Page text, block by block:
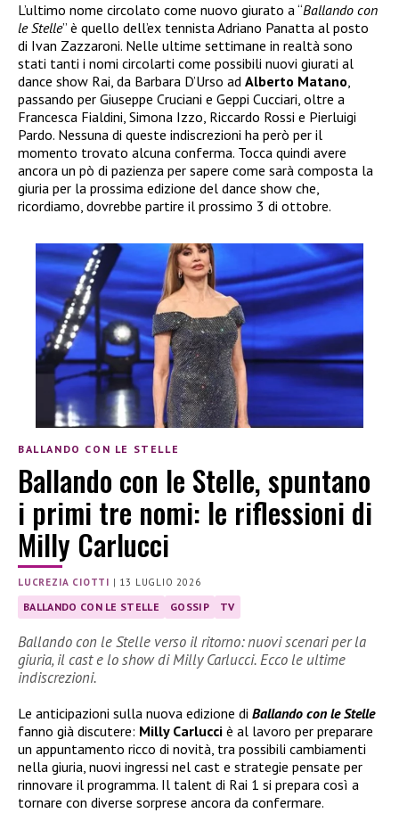
L’ultimo nome circolato come nuovo giurato a “Ballando con
le Stelle” è quello dell’ex tennista Adriano Panatta al posto
di Ivan Zazzaroni. Nelle ultime settimane in realtà sono
stati tanti i nomi circolarti come possibili nuovi giurati al
dance show Rai, da Barbara D’Urso ad Alberto Matano,
passando per Giuseppe Cruciani e Geppi Cucciari, oltre a
Francesca Fialdini, Simona Izzo, Riccardo Rossi e Pierluigi
Pardo. Nessuna di queste indiscrezioni ha però per il
momento trovato alcuna conferma. Tocca quindi avere
ancora un pò di pazienza per sapere come sarà composta la
giuria per la prossima edizione del dance show che,
ricordiamo, dovrebbe partire il prossimo 3 di ottobre.
BALLANDO CON LE STELLE
Ballando con le Stelle, spuntano
i primi tre nomi: le riflessioni di
Milly Carlucci
LUCREZIA CIOTTI | 13 LUGLIO 2026
BALLANDO CON LE STELLE GOSSIP TV
Ballando con le Stelle verso il ritorno: nuovi scenari per la
giuria, il cast e lo show di Milly Carlucci. Ecco le ultime
indiscrezioni.
Le anticipazioni sulla nuova edizione di Ballando con le Stelle
fanno già discutere: Milly Carlucci è al lavoro per preparare
un appuntamento ricco di novità, tra possibili cambiamenti
nella giuria, nuovi ingressi nel cast e strategie pensate per
rinnovare il programma. Il talent di Rai 1 si prepara così a
tornare con diverse sorprese ancora da confermare.